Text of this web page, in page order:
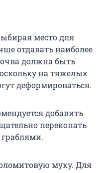
место для
отдавать наиболее
должна быть
на тяжелых
деформироваться.
добавить
перекопать
граблями.
муку. Для